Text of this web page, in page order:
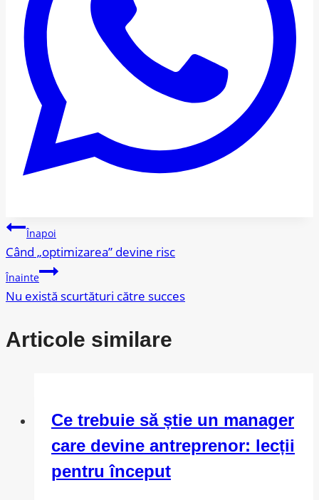
Navigare
în
articole
Înapoi
Când „optimizarea” devine risc
Înainte
Nu există scurtături către succes
Articole similare
Ce trebuie să știe un manager
care devine antreprenor: lecții
pentru început